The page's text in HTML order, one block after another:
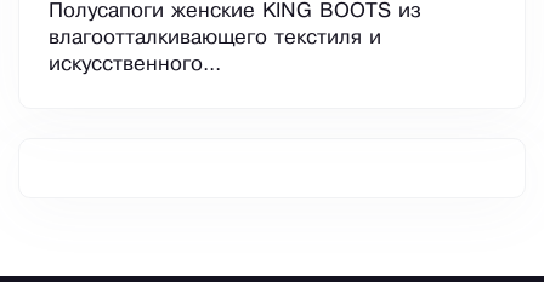
Полусапоги женские KING BOOTS из
влагоотталкивающего текстиля и
искусственного...